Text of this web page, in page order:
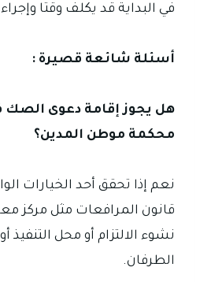
في البداية قد يكلف وقتا
أسئلة شائعة قصيرة :
هل يجوز إقامة دعوى
محكمة موطن المدين؟
قانون المرافعات مثل مركز
نشوء الالتزام أو محل التنفيذ
الطرفان.